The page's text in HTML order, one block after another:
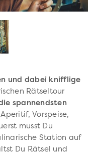
und dabei knifflige
Rätseltour
spannendsten
Vorspeise,
musst Du
Station auf
Du Rätsel und